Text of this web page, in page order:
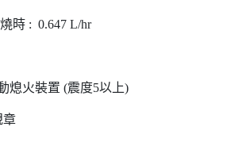
時 : 0.647 L/hr
熄火裝置 (震度5以上)
章